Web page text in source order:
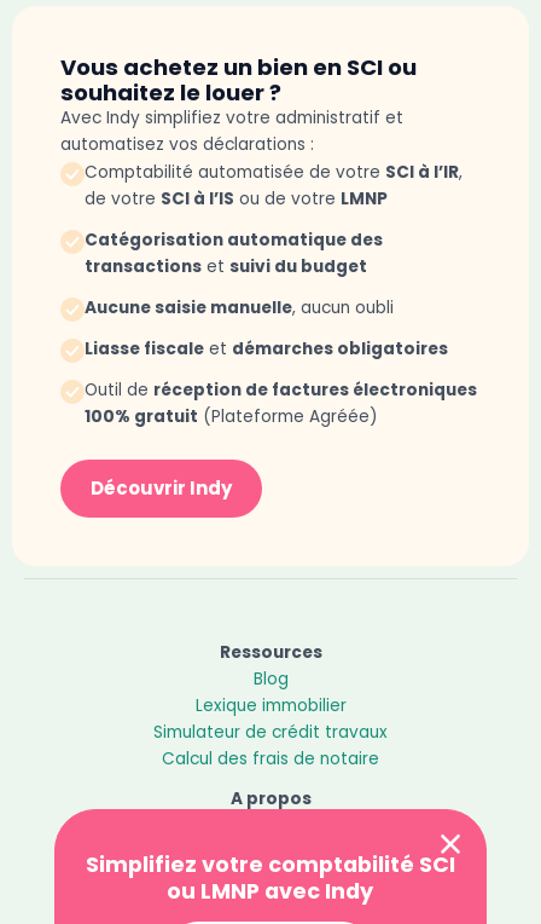
Vous achetez un bien en SCI ou
souhaitez le louer ?
Avec Indy simplifiez votre administratif et
automatisez vos déclarations :
Comptabilité automatisée de votre SCI à l’IR,
de votre SCI à l’IS ou de votre LMNP
Catégorisation automatique des
transactions et suivi du budget
Aucune saisie manuelle, aucun oubli
Liasse fiscale et démarches obligatoires
Outil de réception de factures électroniques
100% gratuit (Plateforme Agréée)
Découvrir Indy
Ressources
Blog
Lexique immobilier
Simulateur de crédit travaux
Calcul des frais de notaire
A propos
Politique de confidentialité
Contact
Simplifiez votre comptabilité SCI
ou LMNP avec Indy